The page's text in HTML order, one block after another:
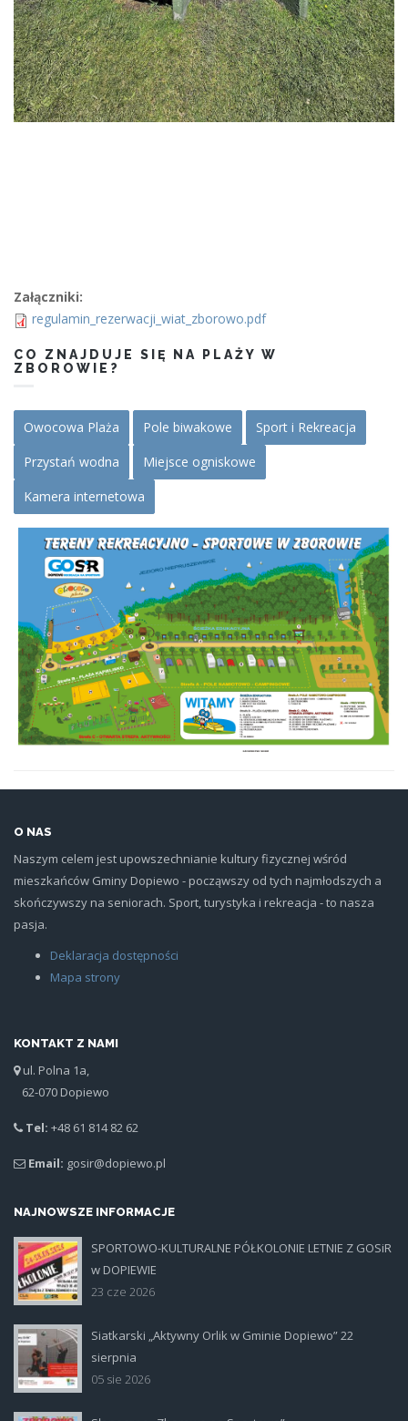
Załączniki:
regulamin_rezerwacji_wiat_zborowo.pdf
CO ZNAJDUJE SIĘ NA PLAŻY W
ZBOROWIE?
Owocowa Plaża Pole biwakowe
Sport i Rekreacja
Przystań wodna
Miejsce ogniskowe
Kamera internetowa
O NAS
Naszym celem jest upowszechnianie kultury fizycznej wśród
mieszkańców Gminy Dopiewo - począwszy od tych najmłodszych a
skończywszy na seniorach. Sport, turystyka i rekreacja - to nasza
pasja.
Deklaracja dostępności
Mapa strony
KONTAKT Z NAMI
ul. Polna 1a,
62-070 Dopiewo
Tel: +48 61 814 82 62
Email: gosir@dopiewo.pl
NAJNOWSZE INFORMACJE
plakat.jpg
SPORTOWO-KULTURALNE PÓŁKOLONIE LETNIE Z GOSiR
w DOPIEWIE
23 cze 2026
siatka_poziom.jpg
Siatkarski „Aktywny Orlik w Gminie Dopiewo” 22
sierpnia
05 sie 2026